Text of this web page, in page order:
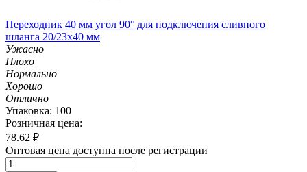
Переходник 40 мм угол 90° для подключения сливного
шланга 20/23х40 мм
Ужасно
Плохо
Нормально
Хорошо
Отлично
Упаковка: 100
Розничная цена:
78.62 ₽
Оптовая цена доступна после регистрации